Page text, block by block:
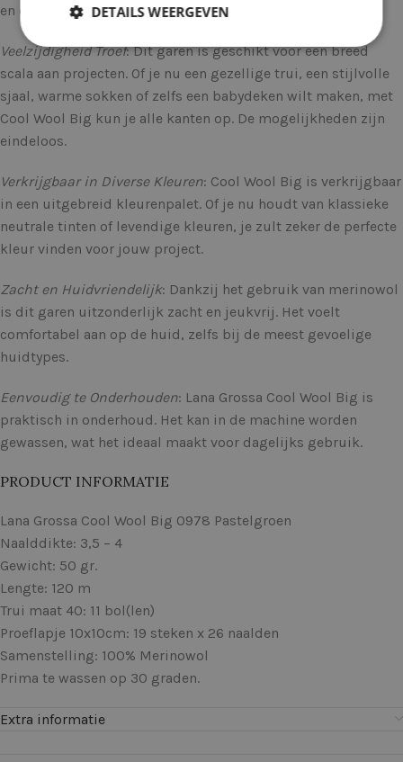
en duurzaam is.
Veelzijdigheid Troef: Dit garen is geschikt voor een breed
scala aan projecten. Of je nu een gezellige trui, een stijlvolle
sjaal, warme sokken of zelfs een babydeken wilt maken, met
Cool Wool Big kun je alle kanten op. De mogelijkheden zijn
eindeloos.
Verkrijgbaar in Diverse Kleuren: Cool Wool Big is verkrijgbaar
in een uitgebreid kleurenpalet. Of je nu houdt van klassieke
neutrale tinten of levendige kleuren, je zult zeker de perfecte
kleur vinden voor jouw project.
Zacht en Huidvriendelijk: Dankzij het gebruik van merinowol
is dit garen uitzonderlijk zacht en jeukvrij. Het voelt
comfortabel aan op de huid, zelfs bij de meest gevoelige
huidtypes.
Eenvoudig te Onderhouden: Lana Grossa Cool Wool Big is
praktisch in onderhoud. Het kan in de machine worden
gewassen, wat het ideaal maakt voor dagelijks gebruik.
PRODUCT INFORMATIE
Lana Grossa Cool Wool Big 0978 Pastelgroen
Naalddikte: 3,5 – 4
Gewicht: 50 gr.
Lengte: 120 m
Trui maat 40: 11 bol(len)
Proeflapje 10x10cm: 19 steken x 26 naalden
Samenstelling: 100% Merinowol
Prima te wassen op 30 graden.
Extra informatie
DETAILS WEERGEVEN